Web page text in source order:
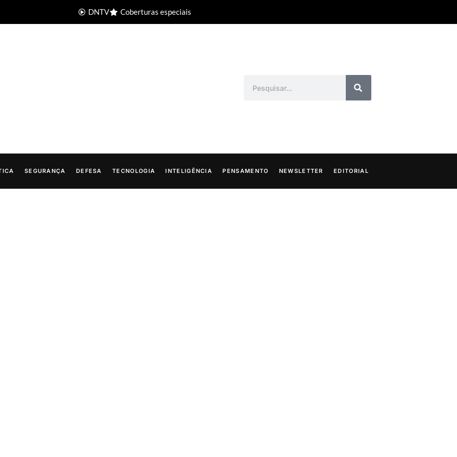
DNTV Coberturas especiais
SEGURANÇA DEFESA TECNOLOGIA INTELIGÊNCIA PENSAMENTO NEWSLETTER EDITORIAL